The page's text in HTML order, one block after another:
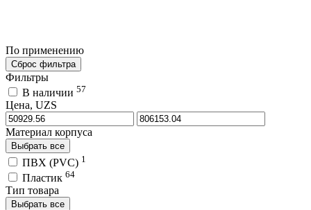
По применению
Сброс фильтра
Фильтры
В наличии 57
Цена, UZS
Материал корпуса
Выбрать все
ПВХ (PVC) 1
Пластик 64
Тип товара
Выбрать все